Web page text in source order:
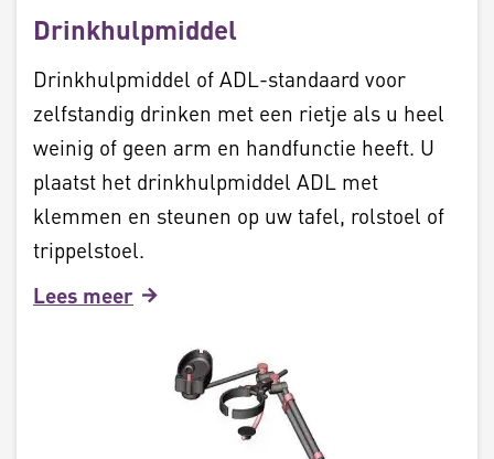
Drinkhulpmiddel
Drinkhulpmiddel of ADL-standaard voor
zelfstandig drinken met een rietje als u heel
weinig of geen arm en handfunctie heeft. U
plaatst het drinkhulpmiddel ADL met
klemmen en steunen op uw tafel, rolstoel of
trippelstoel.
Lees meer